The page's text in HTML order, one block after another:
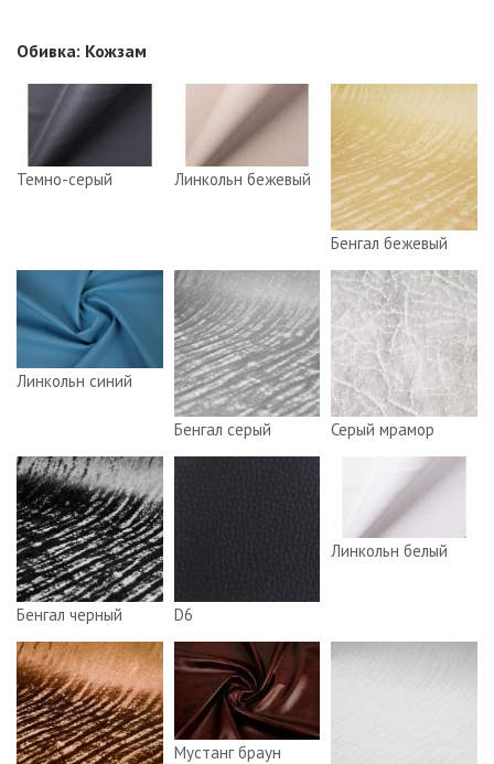
Обивка: Кожзам
Темно-серый Линкольн бежевый
Бенгал бежевый
Линкольн синий
Бенгал серый Серый мрамор
Бенгал черный D6
Линкольн белый
Мустанг браун